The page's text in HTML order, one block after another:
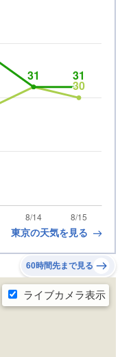
東京の天気を見る
60時間先まで見る